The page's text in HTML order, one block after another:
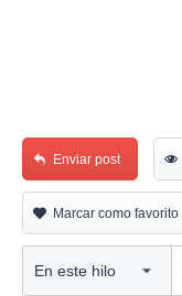
Enviar post
Marcar como favorito